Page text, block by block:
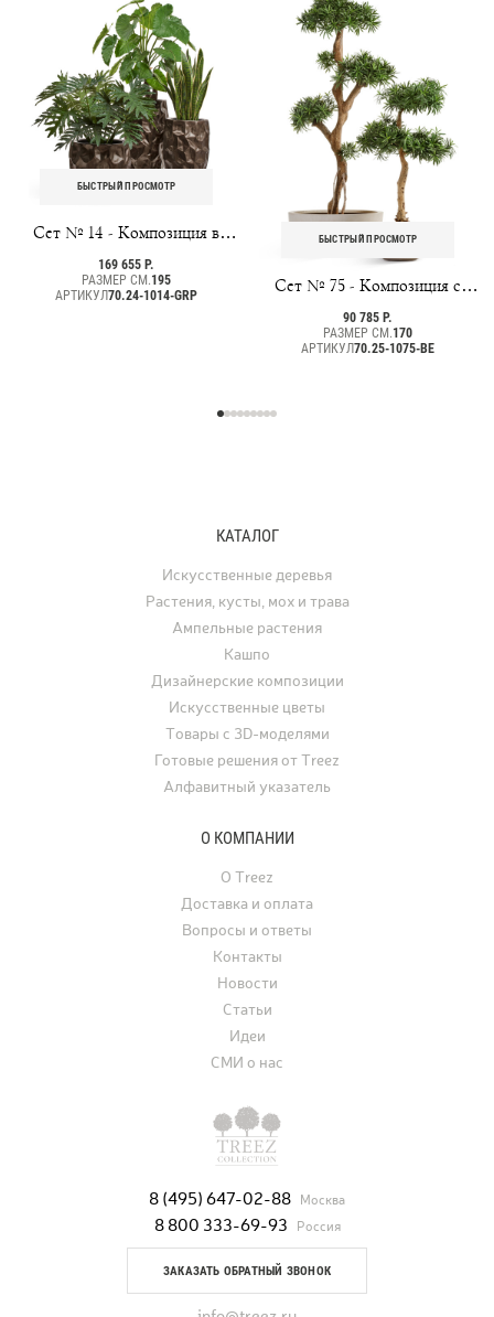
БЫСТРЫЙ ПРОСМОТР
Сет № 14 - Композиция в
кашпо Treez Effectory Metal
Design Crumple Чернёная
бронза
169 655 Р.
РАЗМЕР СМ.195
АРТИКУЛ70.24-1014-GRP
БЫСТРЫЙ ПРОСМОТР
Сет № 75 - Композиция с
подокарпусами в кашпо Treez
Effectory Beton
90 785 Р.
РАЗМЕР СМ.170
АРТИКУЛ70.25-1075-BE
8 (495) 647-02-88 Москва
8 800 333-69-93 Россия
ЗАКАЗАТЬ ОБРАТНЫЙ ЗВОНОК
КАТАЛОГ
Искусственные деревья
Растения, кусты, мох и трава
Ампельные растения
Кашпо
Дизайнерские композиции
Искусственные цветы
Товары с 3D-моделями
Готовые решения от Treez
Алфавитный указатель
О КОМПАНИИ
О Treez
Доставка и оплата
Вопросы и ответы
Контакты
Новости
Статьи
Идеи
СМИ о нас